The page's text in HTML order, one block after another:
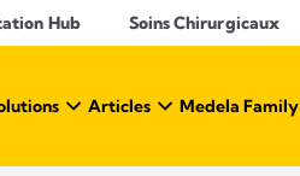
Hub Soins Chirurgicaux
Articles Medela Family